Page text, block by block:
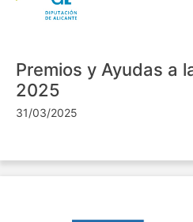
Premios y Ayudas a
2025
31/03/2025